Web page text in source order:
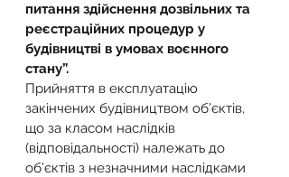
питання здійснення дозвільних та
реєстраційних процедур у
будівництві в умовах воєнного
стану”.
Прийняття в експлуатацію
закінчених будівництвом об’єктів,
що за класом наслідків
(відповідальності) належать до
об’єктів з незначними наслідками